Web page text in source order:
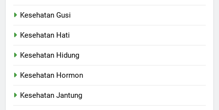
Kesehatan Gusi
Kesehatan Hati
Kesehatan Hidung
Kesehatan Hormon
Kesehatan Jantung